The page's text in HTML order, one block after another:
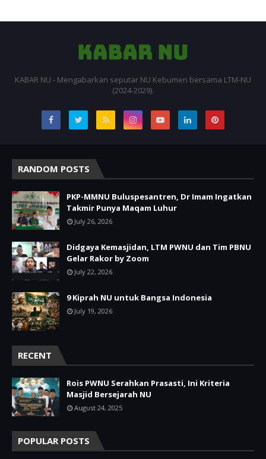
KABAR NU - Mengabarkan seputar NU Kebumen bersama LTM-NU
(2024-2029).
RANDOM POSTS
PKP-MMNU Buluspesantren, Dr Imam Ingatkan
Takmir Punya Maqam Luhur
July 26, 2026
Didgaya Kemasjidan, LTM PWNU dan Tim PBNU
Gelar Rakor by Zoom
July 22, 2026
9 Kiprah NU untuk Bangsa Indonesia
July 19, 2026
RECENT
Rois PWNU Serahkan Prasasti, Ini Kriteria
Masjid Bersejarah NU
August 24, 2025
POPULAR POSTS